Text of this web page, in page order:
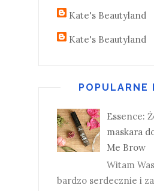
Kate's Beautyland
Kate's Beautyland
POPULARNE
Essence:
maskara
Me Brow
Witam
bardzo serdecznie i